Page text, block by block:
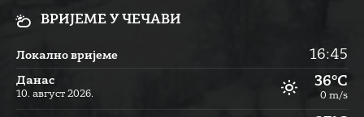
ВРИЈЕМЕ У ЧЕЧАВИ
Локално вријеме 16:45
Данас
10. август 2026.
36°C
0 m/s